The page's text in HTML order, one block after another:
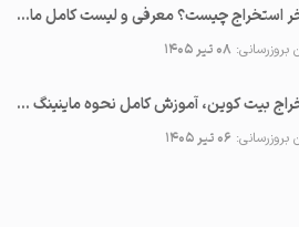
استخر استخراج چیست؟ معرفی و لیست کامل ماینینگ پول ها (Mining Pool)
بروزرسانی:۰۸ تیر ۱۴۰۵
استخراج بیت کوین، آموزش کامل نحوه ماینینگ بیت کوین
بروزرسانی: ۰۶ تیر ۱۴۰۵